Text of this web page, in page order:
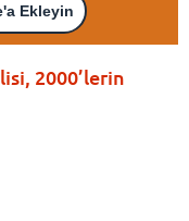
Ekleyin
2000’lerin